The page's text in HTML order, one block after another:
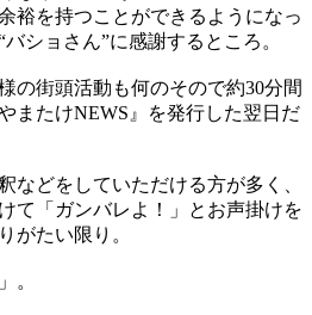
裕を持つことができるようになっ
ショさん”に感謝するところ。
の街頭活動も何のそので約30分間
またけNEWS』を発行した翌日だ
などをしていただける方が多く、
て「ガンバレよ！」とお声掛けを
がたい限り。
。